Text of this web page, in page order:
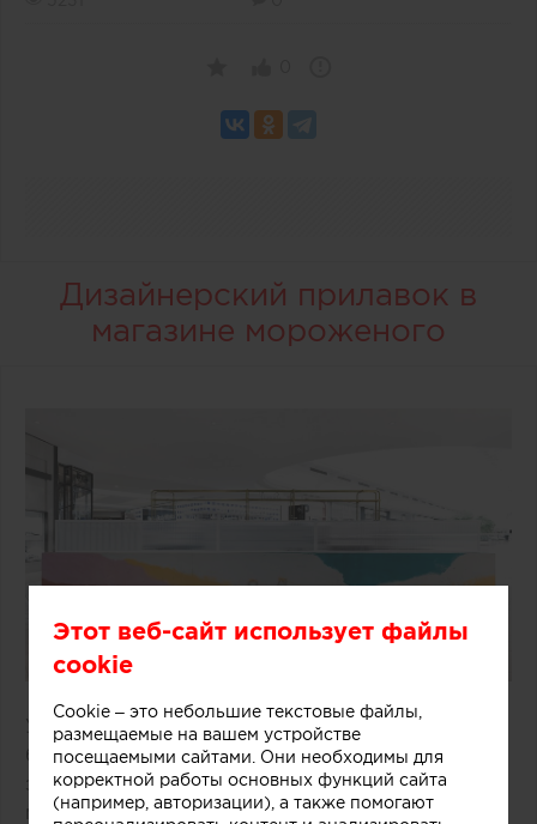
Дизайнерский прилавок в
магазине мороженого
Удачное решение предложили специалисты
бюро One Design Office и Studio Twocan,
занимавшиеся дизайном небольшого магазина
мороженого, расположенного в одном из
Этот веб-сайт использует файлы
cookie
Cookie – это небольшие текстовые файлы,
размещаемые на вашем устройстве
посещаемыми сайтами. Они необходимы для
корректной работы основных функций сайта
(например, авторизации), а также помогают